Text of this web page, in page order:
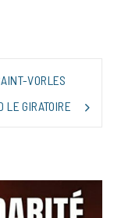
VORLES
LE GIRATOIRE